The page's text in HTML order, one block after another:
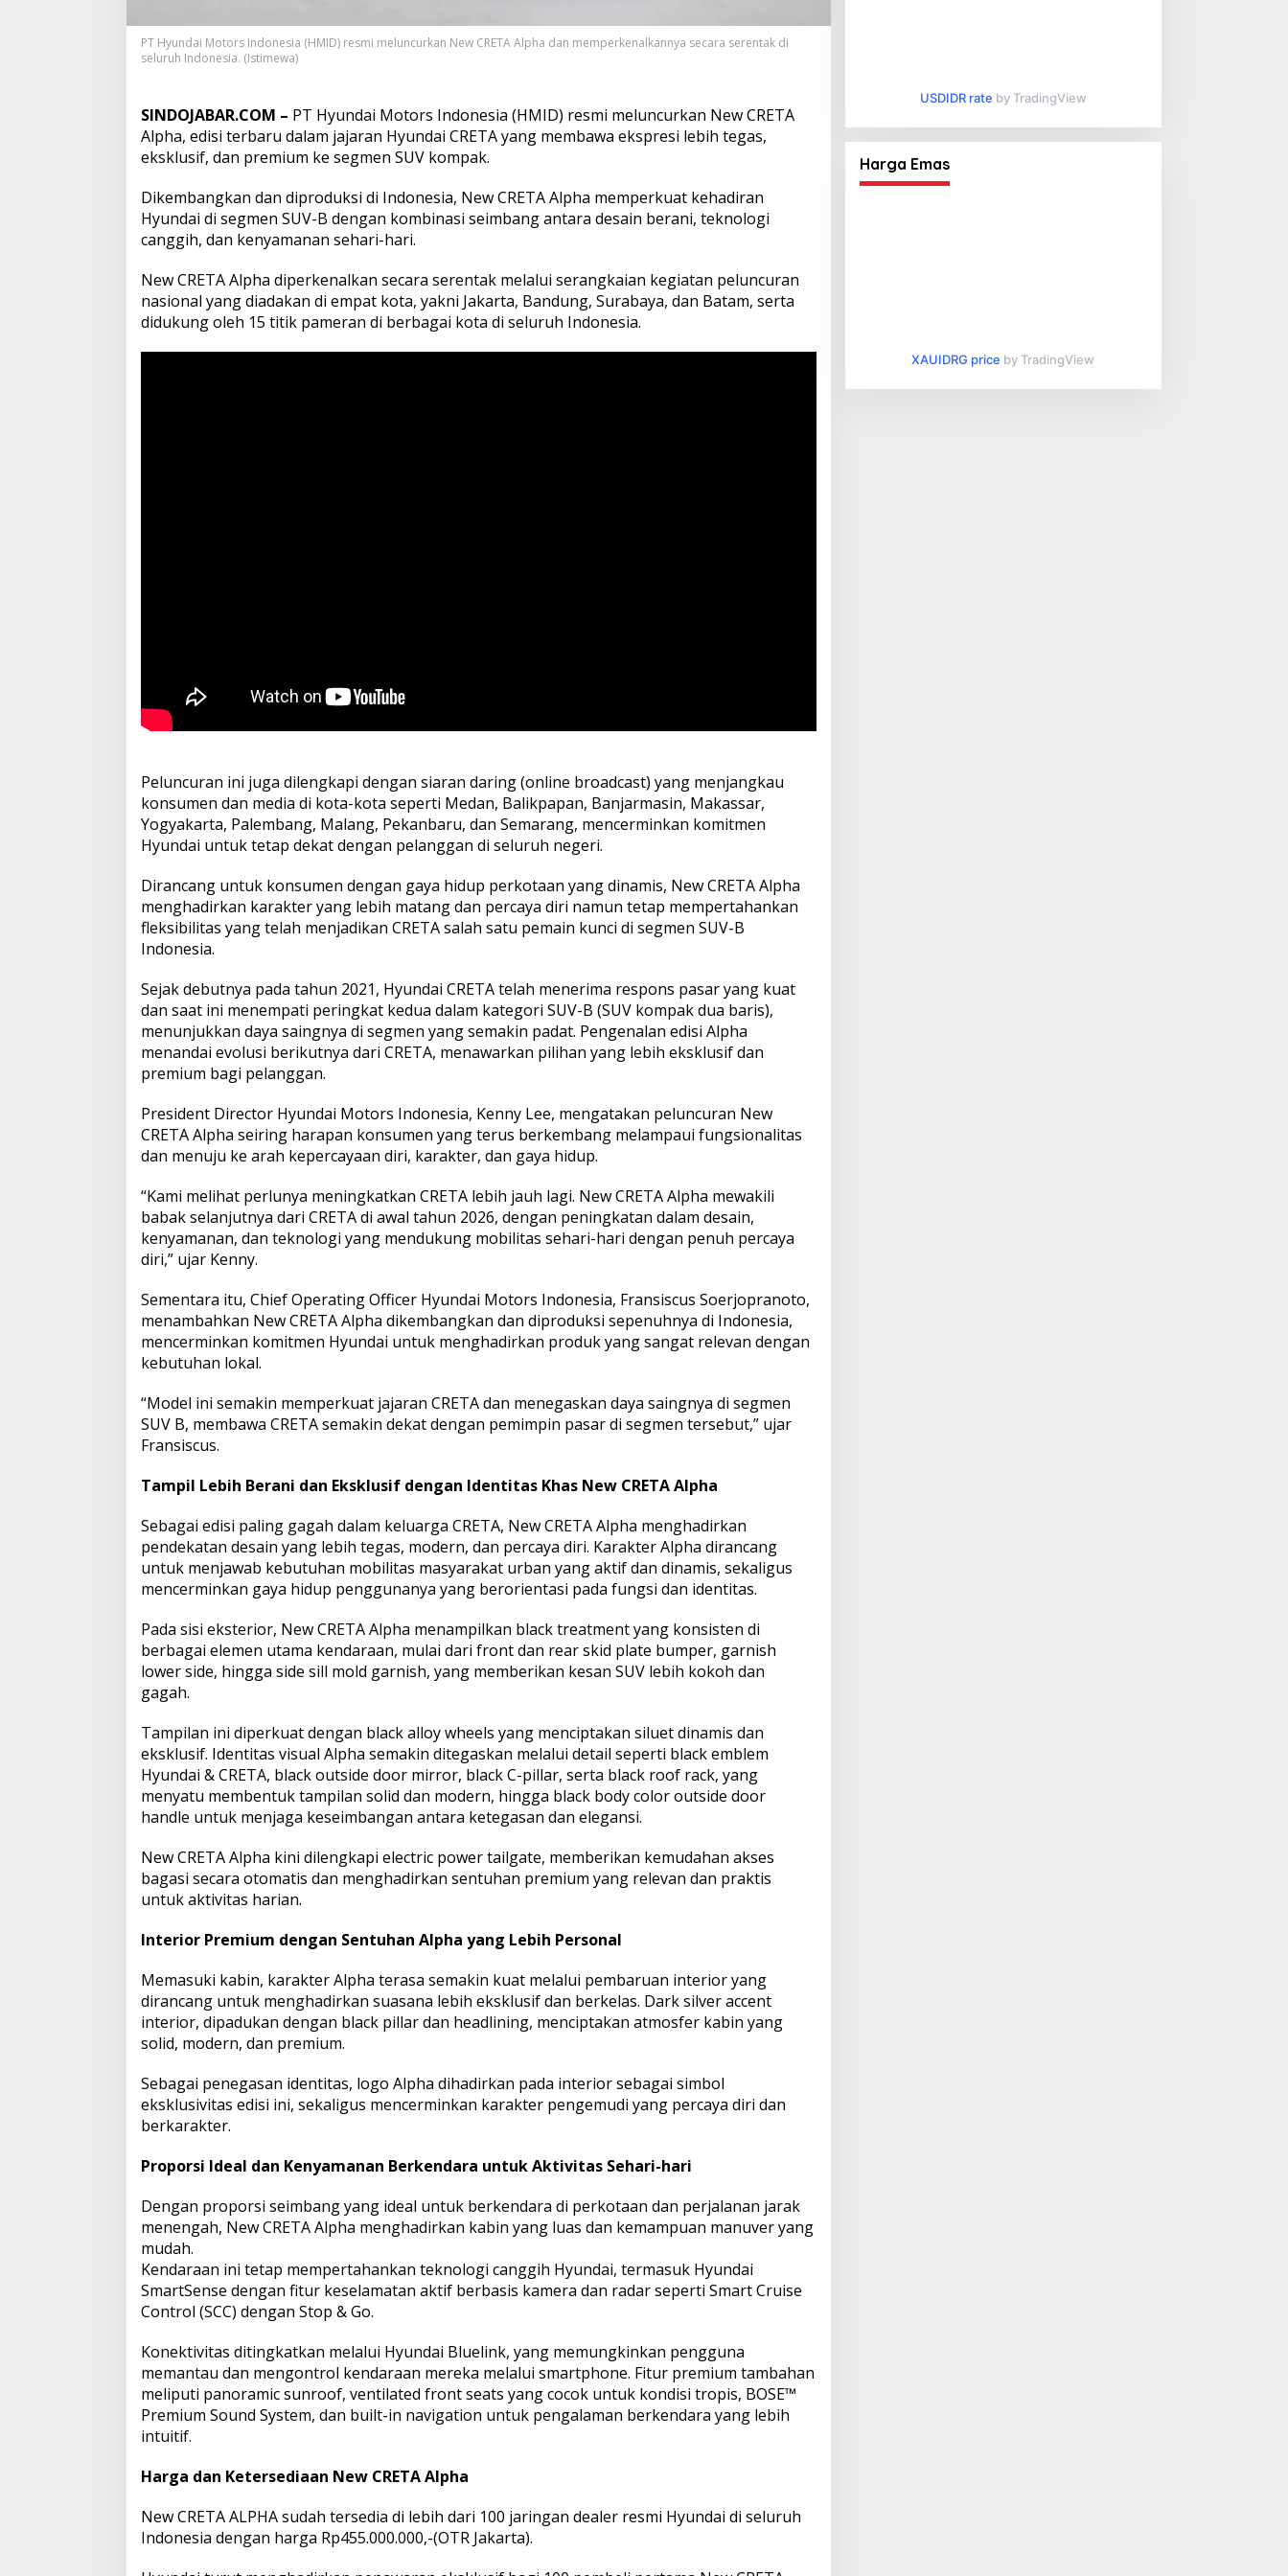
P
e
r
g
a
d
e
m
e
n
U
PT Hyundai Motors Indonesia (HMID) resmi meluncurkan New CRETA Alpha dan memperkenalkannya secara serentak di
seluruh Indonesia. (Istimewa)
SINDOJABAR.COM – PT Hyundai Motors Indonesia (HMID) resmi meluncurkan New CRETA
Alpha, edisi terbaru dalam jajaran Hyundai CRETA yang membawa ekspresi lebih tegas,
eksklusif, dan premium ke segmen SUV kompak.
Dikembangkan dan diproduksi di Indonesia, New CRETA Alpha memperkuat kehadiran
Hyundai di segmen SUV-B dengan kombinasi seimbang antara desain berani, teknologi
canggih, dan kenyamanan sehari-hari.
New CRETA Alpha diperkenalkan secara serentak melalui serangkaian kegiatan peluncuran
nasional yang diadakan di empat kota, yakni Jakarta, Bandung, Surabaya, dan Batam, serta
didukung oleh 15 titik pameran di berbagai kota di seluruh Indonesia.
Peluncuran ini juga dilengkapi dengan siaran daring (online broadcast) yang menjangkau
konsumen dan media di kota-kota seperti Medan, Balikpapan, Banjarmasin, Makassar,
Yogyakarta, Palembang, Malang, Pekanbaru, dan Semarang, mencerminkan komitmen
Hyundai untuk tetap dekat dengan pelanggan di seluruh negeri.
Dirancang untuk konsumen dengan gaya hidup perkotaan yang dinamis, New CRETA Alpha
menghadirkan karakter yang lebih matang dan percaya diri namun tetap mempertahankan
fleksibilitas yang telah menjadikan CRETA salah satu pemain kunci di segmen SUV-B
Indonesia.
Sejak debutnya pada tahun 2021, Hyundai CRETA telah menerima respons pasar yang kuat
dan saat ini menempati peringkat kedua dalam kategori SUV-B (SUV kompak dua baris),
menunjukkan daya saingnya di segmen yang semakin padat. Pengenalan edisi Alpha
menandai evolusi berikutnya dari CRETA, menawarkan pilihan yang lebih eksklusif dan
premium bagi pelanggan.
President Director Hyundai Motors Indonesia, Kenny Lee, mengatakan peluncuran New
CRETA Alpha seiring harapan konsumen yang terus berkembang melampaui fungsionalitas
dan menuju ke arah kepercayaan diri, karakter, dan gaya hidup.
“Kami melihat perlunya meningkatkan CRETA lebih jauh lagi. New CRETA Alpha mewakili
babak selanjutnya dari CRETA di awal tahun 2026, dengan peningkatan dalam desain,
kenyamanan, dan teknologi yang mendukung mobilitas sehari-hari dengan penuh percaya
diri,” ujar Kenny.
Sementara itu, Chief Operating Officer Hyundai Motors Indonesia, Fransiscus Soerjopranoto,
menambahkan New CRETA Alpha dikembangkan dan diproduksi sepenuhnya di Indonesia,
mencerminkan komitmen Hyundai untuk menghadirkan produk yang sangat relevan dengan
kebutuhan lokal.
“Model ini semakin memperkuat jajaran CRETA dan menegaskan daya saingnya di segmen
SUV B, membawa CRETA semakin dekat dengan pemimpin pasar di segmen tersebut,” ujar
Fransiscus.
Tampil Lebih Berani dan Eksklusif dengan Identitas Khas New CRETA Alpha
Sebagai edisi paling gagah dalam keluarga CRETA, New CRETA Alpha menghadirkan
pendekatan desain yang lebih tegas, modern, dan percaya diri. Karakter Alpha dirancang
untuk menjawab kebutuhan mobilitas masyarakat urban yang aktif dan dinamis, sekaligus
mencerminkan gaya hidup penggunanya yang berorientasi pada fungsi dan identitas.
Pada sisi eksterior, New CRETA Alpha menampilkan black treatment yang konsisten di
berbagai elemen utama kendaraan, mulai dari front dan rear skid plate bumper, garnish
lower side, hingga side sill mold garnish, yang memberikan kesan SUV lebih kokoh dan
gagah.
Tampilan ini diperkuat dengan black alloy wheels yang menciptakan siluet dinamis dan
eksklusif. Identitas visual Alpha semakin ditegaskan melalui detail seperti black emblem
Hyundai & CRETA, black outside door mirror, black C-pillar, serta black roof rack, yang
menyatu membentuk tampilan solid dan modern, hingga black body color outside door
handle untuk menjaga keseimbangan antara ketegasan dan elegansi.
New CRETA Alpha kini dilengkapi electric power tailgate, memberikan kemudahan akses
bagasi secara otomatis dan menghadirkan sentuhan premium yang relevan dan praktis
untuk aktivitas harian.
Interior Premium dengan Sentuhan Alpha yang Lebih Personal
Memasuki kabin, karakter Alpha terasa semakin kuat melalui pembaruan interior yang
dirancang untuk menghadirkan suasana lebih eksklusif dan berkelas. Dark silver accent
interior, dipadukan dengan black pillar dan headlining, menciptakan atmosfer kabin yang
solid, modern, dan premium.
Sebagai penegasan identitas, logo Alpha dihadirkan pada interior sebagai simbol
eksklusivitas edisi ini, sekaligus mencerminkan karakter pengemudi yang percaya diri dan
berkarakter.
Proporsi Ideal dan Kenyamanan Berkendara untuk Aktivitas Sehari-hari
Dengan proporsi seimbang yang ideal untuk berkendara di perkotaan dan perjalanan jarak
menengah, New CRETA Alpha menghadirkan kabin yang luas dan kemampuan manuver yang
mudah.
Kendaraan ini tetap mempertahankan teknologi canggih Hyundai, termasuk Hyundai
SmartSense dengan fitur keselamatan aktif berbasis kamera dan radar seperti Smart Cruise
Control (SCC) dengan Stop & Go.
Konektivitas ditingkatkan melalui Hyundai Bluelink, yang memungkinkan pengguna
memantau dan mengontrol kendaraan mereka melalui smartphone. Fitur premium tambahan
meliputi panoramic sunroof, ventilated front seats yang cocok untuk kondisi tropis, BOSE™
Premium Sound System, dan built-in navigation untuk pengalaman berkendara yang lebih
intuitif.
Harga dan Ketersediaan New CRETA Alpha
New CRETA ALPHA sudah tersedia di lebih dari 100 jaringan dealer resmi Hyundai di seluruh
Indonesia dengan harga Rp455.000.000,-(OTR Jakarta).
USDIDR rate by TradingView
Harga Emas
XAUIDRG price by TradingView